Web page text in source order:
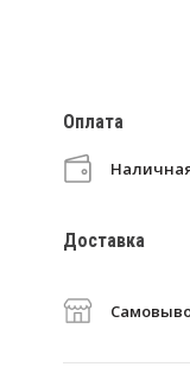
Оплата
Доставка